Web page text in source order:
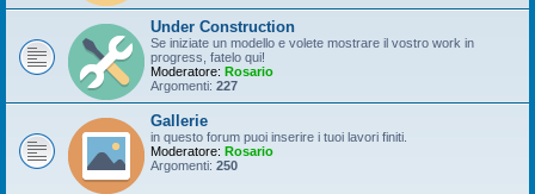
Under Construction
Se iniziate un modello e volete mostrare il vostro work in
progress, fatelo qui!
Moderatore: Rosario
Argomenti: 227
Gallerie
in questo forum puoi inserire i tuoi lavori finiti.
Moderatore: Rosario
Argomenti: 250